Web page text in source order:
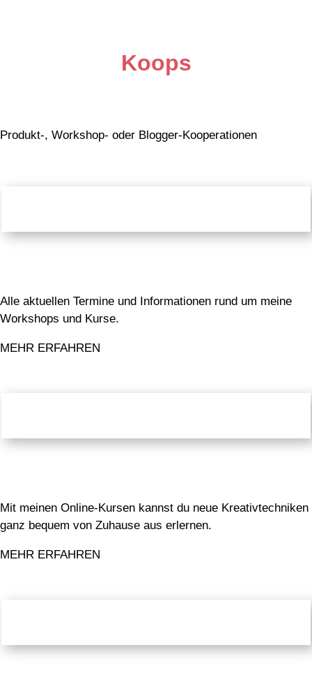
Koops
Produkt-, Workshop- oder Blogger-Kooperationen
Alle aktuellen Termine und Informationen rund um meine
Workshops und Kurse.
MEHR ERFAHREN
Mit meinen Online-Kursen kannst du neue Kreativtechniken
ganz bequem von Zuhause aus erlernen.
MEHR ERFAHREN